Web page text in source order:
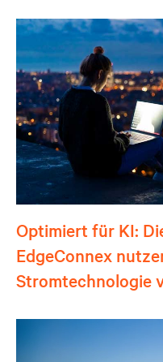
Optimiert für KI:
EdgeConnex
Stromtechnologie